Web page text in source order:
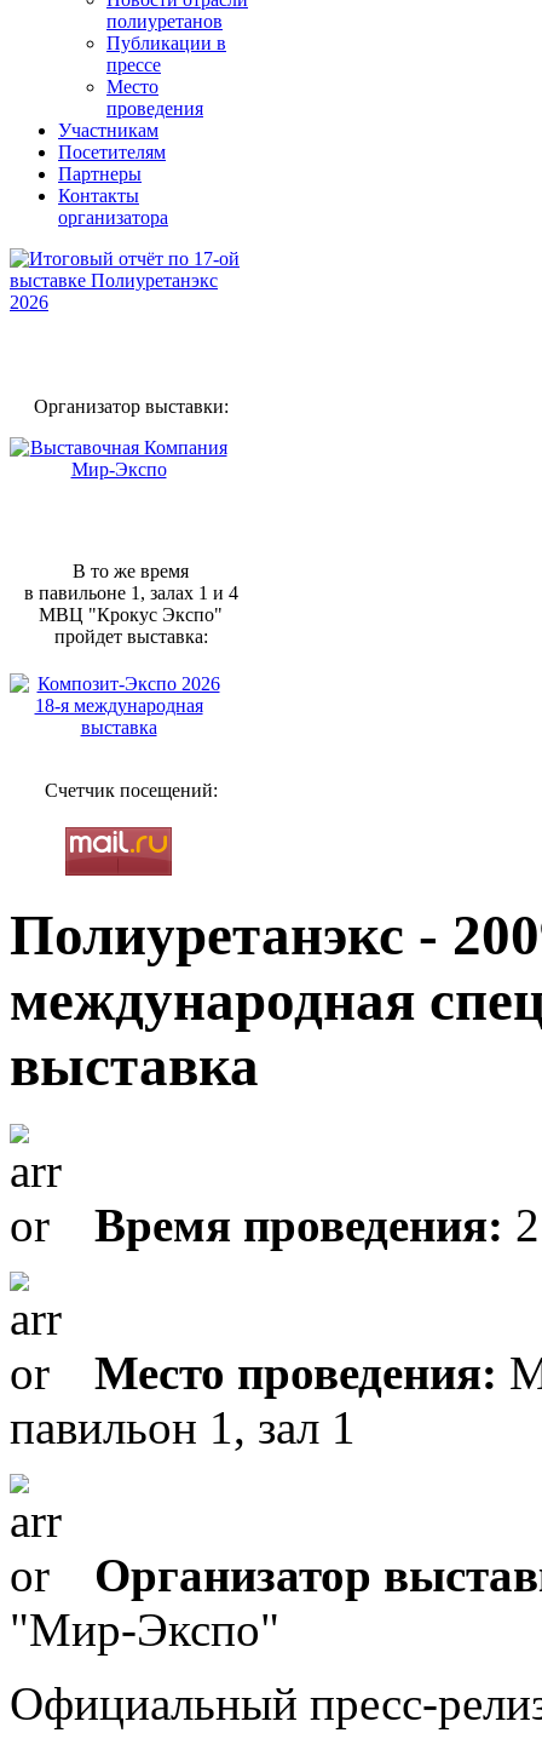
полиуретанов
Публикации в
прессе
Место
проведения
Участникам
Посетителям
Партнеры
Контакты
организатора
Организатор выставки:
В то же время
в павильоне 1, залах 1 и 4
МВЦ "Крокус Экспо"
пройдет выставка:
Счетчик посещений:
Полиуретанэкс -
международная
выставка
Время проведения:
Место проведения:
павильон 1, зал 1
Организатор
"Мир-Экспо"
Официальный пресс-